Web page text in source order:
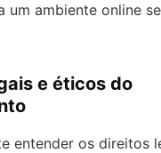
um ambiente online
e éticos do
entender os direitos